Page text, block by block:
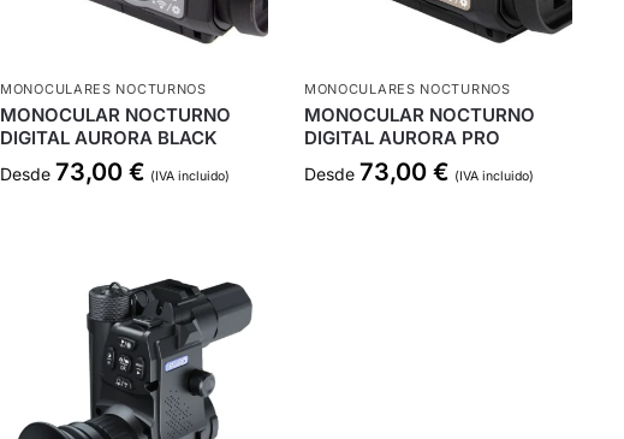
MONOCULARES NOCTURNOS
MONOCULAR NOCTURNO
DIGITAL AURORA BLACK
Desde 73,00€ (IVA incluido)
MONOCULARES NOCTURNOS
MONOCULAR NOCTURNO
DIGITAL AURORA PRO
Desde 73,00 € (IVA incluido)